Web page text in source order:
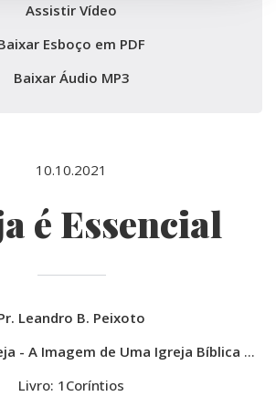
Assistir Vídeo
Esboço em PDF
Baixar Áudio MP3
10.10.2021
é Essencial
Leandro B. Peixoto
Imagem de Uma Igreja Bíblica em Alta Resolução
Livro: 1Coríntios